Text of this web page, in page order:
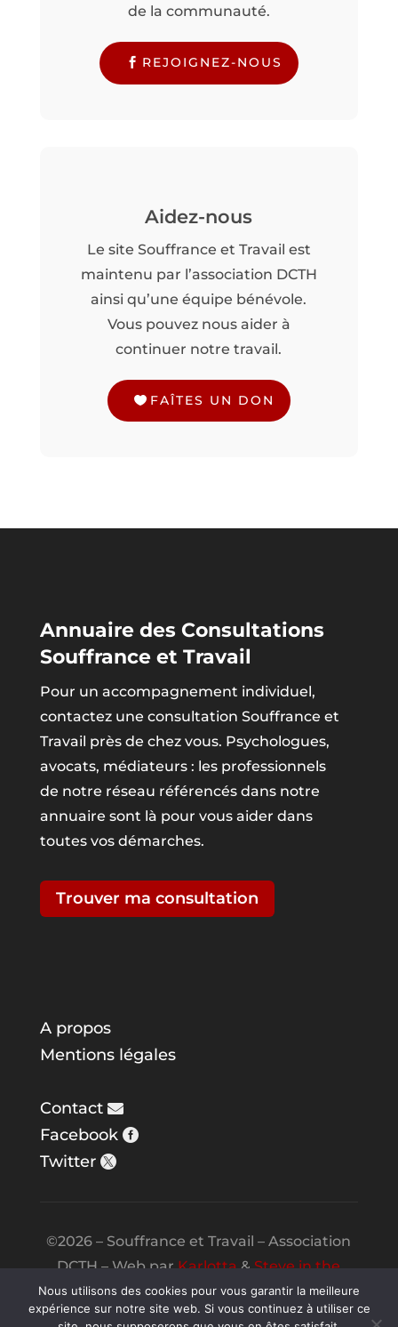
de la communauté.
REJOIGNEZ-NOUS
Aidez-nous
Le site Souffrance et Travail est
maintenu par l’association DCTH
ainsi qu’une équipe bénévole.
Vous pouvez nous aider à
continuer notre travail.
FAÎTES UN DON
Annuaire des Consultations
Souffrance et Travail
Pour un accompagnement individuel,
contactez une consultation Souffrance et
Travail près de chez vous. Psychologues,
avocats, médiateurs : les professionnels
de notre réseau référencés dans notre
annuaire sont là pour vous aider dans
toutes vos démarches.
Trouver ma consultation
A propos
Mentions légales
Contact
Facebook
Twitter
©2026 – Souffrance et Travail – Association
DCTH – Web parKarlotta&Steve in the
Night
Nous utilisons des cookies pour vous garantir la meilleure
expérience sur notre site web. Si vous continuez à utiliser ce